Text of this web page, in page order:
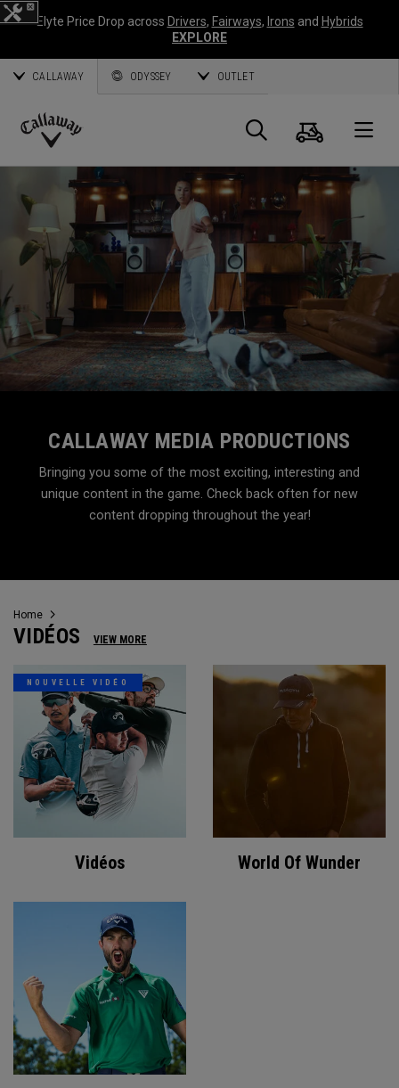
Elyte Price Drop across Drivers, Fairways, Irons and Hybrids
EXPLORE
CALLAWAY ODYSSEY OUTLET
Callaway
Panier
CALLAWAY MEDIA PRODUCTIONS
Bringing you some of the most exciting, interesting and
unique content in the game. Check back often for new
content dropping throughout the year!
Home
VIDÉOS VIEW MORE
NOUVELLE VIDÉO
Vidéos World Of Wunder